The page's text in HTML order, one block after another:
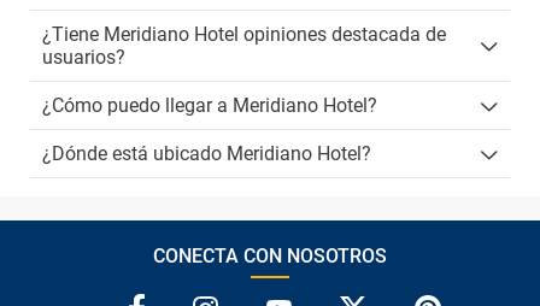
¿Tiene Meridiano Hotel opiniones destacada de
usuarios?
¿Cómo puedo llegar a Meridiano Hotel?
¿Dónde está ubicado Meridiano Hotel?
CONECTA CON NOSOTROS